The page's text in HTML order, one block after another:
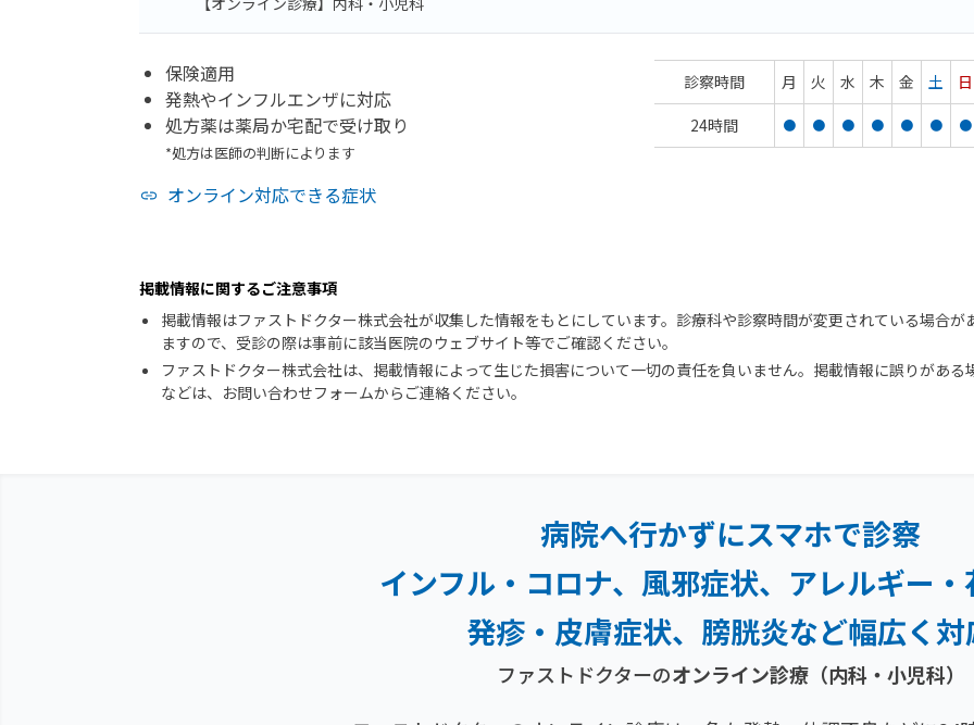
保険適用
発熱やインフルエンザに対応
処方薬は薬局か宅配で受け取り
*処方は医師の判断によります
オンライン対応できる症状
診察時間 月 火 水 木 金 土
日
24時間
● ● ● ● ● ● ●
掲載情報に関するご注意事項
掲載情報はファストドクター株式会社が収集した情報をもとにしています。診療科や診察時間が変更されている場合が
ますので、受診の際は事前に該当医院のウェブサイト等でご確認ください。
ファストドクター株式会社は、掲載情報によって生じた損害について一切の責任を負いません。掲載情報に誤りがある
などは、お問い合わせフォームからご連絡ください。
病院へ行かずにスマホで診察
インフル・コロナ、風邪症状、 アレルギー
発疹・ 皮膚症状、膀胱炎など幅広く対
ファストドクターのオンライン診療（内科・小児科）